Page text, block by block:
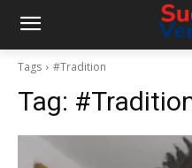
Tags #Tradition
Tag: